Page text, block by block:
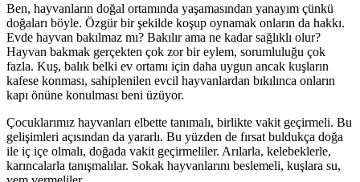
Ben, hayvanların doğal ortamında yaşamasından yanayım çünkü
doğaları böyle. Özgür bir şekilde koşup oynamak onların da hakkı.
Evde hayvan bakılmaz mı? Bakılır ama ne kadar sağlıklı olur?
Hayvan bakmak gerçekten çok zor bir eylem, sorumluluğu çok
fazla. Kuş, balık belki ev ortamı için daha uygun ancak kuşların
kafese konması, sahiplenilen evcil hayvanlardan bıkılınca onların
kapı önüne konulması beni üzüyor.
Çocuklarımız hayvanları elbette tanımalı, birlikte vakit geçirmeli. Bu
gelişimleri açısından da yararlı. Bu yüzden de fırsat buldukça doğa
ile iç içe olmalı, doğada vakit geçirmeliler. Arılarla, kelebeklerle,
karıncalarla tanışmalılar. Sokak hayvanlarını beslemeli, kuşlara su,